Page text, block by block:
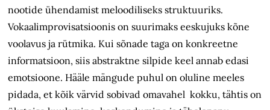
nootide ühendamist meloodiliseks struktuuriks.
Vokaalimprovisatsioonis on suurimaks eeskujuks kõne
voolavus ja rütmika. Kui sõnade taga on konkreetne
informatsioon, siis abstraktne silpide keel annab edasi
emotsioone. Hääle mängude puhul on oluline meeles
pidada, et kõik värvid sobivad omavahel kokku, tähtis on